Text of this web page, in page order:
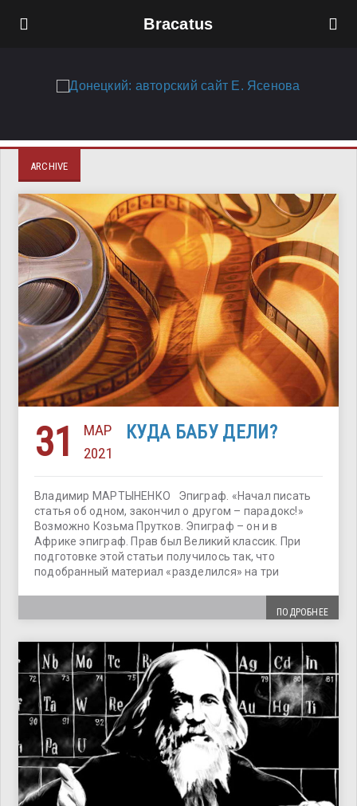
Bracatus
ARCHIVE
31
МАР
2021
КУДА БАБУ ДЕЛИ?
Владимир МАРТЫНЕНКО Эпиграф. «Начал писать
статья об одном, закончил о другом – парадокс!»
Возможно Козьма Прутков. Эпиграф – он и в
Африке эпиграф. Прав был Великий классик. При
подготовке этой статьи получилось так, что
подобранный материал «разделился» на три
ПОДРОБНЕЕ